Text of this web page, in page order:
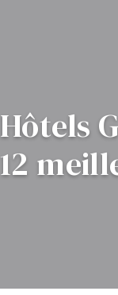
Hôtels
12